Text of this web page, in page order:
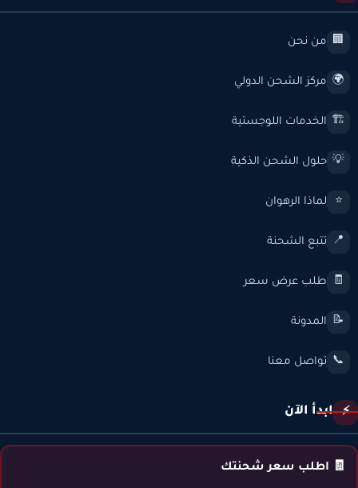
🏢 من نحن
🌍 مركز الشحن الدولي
🏗️ الخدمات اللوجستية
💡 حلول الشحن الذكية
⭐ لماذا الرهوان
📍 تتبع الشحنة
🧾 طلب عرض سعر
📝 المدونة
📞 تواصل معنا
⚡ ابدأ الآن
🧾 اطلب سعر شحنتك